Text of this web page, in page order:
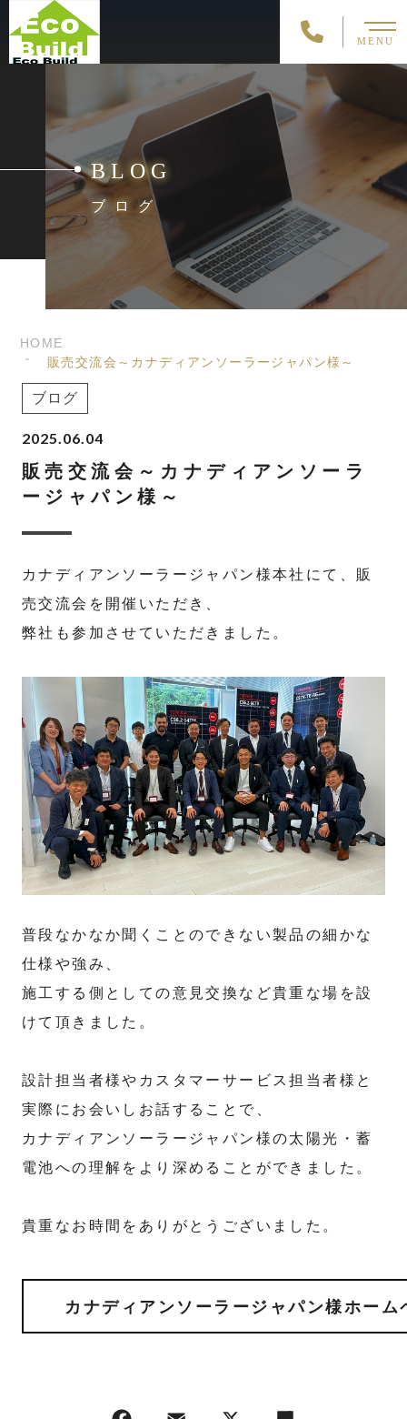
MENU
BLOG
ブログ
HOME
販売交流会～カナディアンソーラージャパン様～
ブログ
2025.06.04
販売交流会～カナディアンソーラ
ージャパン様～
カナディアンソーラージャパン様本社にて、販
売交流会を開催いただき、
弊社も参加させていただきました。
普段なかなか聞くことのできない製品の細かな
仕様や強み、
施工する側としての意見交換など貴重な場を設
けて頂きました。
設計担当者様やカスタマーサービス担当者様と
実際にお会いしお話することで、
カナディアンソーラージャパン様の太陽光・蓄
電池への理解をより深めることができました。
貴重なお時間をありがとうございました。
カナディアンソーラージャパン様ホーム